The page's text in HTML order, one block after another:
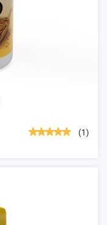
(1)